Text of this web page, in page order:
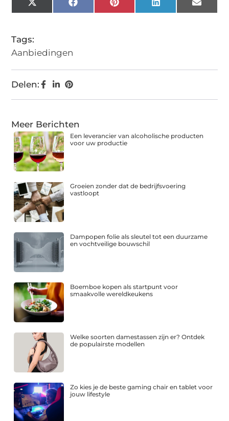
X
(Twitter)
FacebookPinterestLinkedIn Email
Tags:
Aanbiedingen
Delen:
Meer Berichten
Een leverancier van alcoholische producten
voor uw productie
Groeien zonder dat de bedrijfsvoering
vastloopt
Dampopen folie als sleutel tot een duurzame
en vochtveilige bouwschil
Boemboe kopen als startpunt voor
smaakvolle wereldkeukens
Welke soorten damestassen zijn er? Ontdek
de populairste modellen
Zo kies je de beste gaming chair en tablet voor
jouw lifestyle